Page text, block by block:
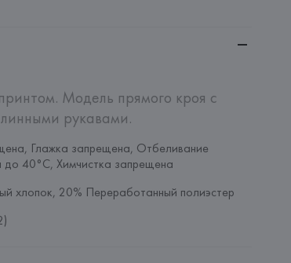
Модель прямого кроя с
рукавами.
Глажка запрещена, Отбеливание
до 40°C, Химчистка запрещена
хлопок, 20% Переработанный полиэстер